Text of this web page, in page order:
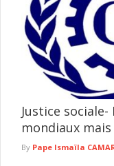
département de
de la ...
lire plus
Justice
mondiaux
By Pape Ismaïla